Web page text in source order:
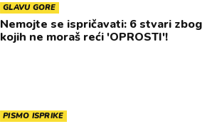
GLAVU GORE
Nemojte se ispričavati: 6 stvari zbog
kojih ne moraš reći 'OPROSTI'!
PISMO ISPRIKE